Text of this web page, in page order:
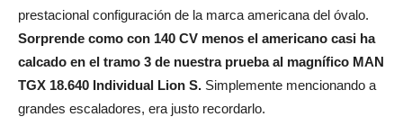
prestacional configuración de la marca americana del óvalo.
Sorprende como con 140 CV menos el americano casi ha
calcado en el tramo 3 de nuestra prueba al magnífico MAN
TGX 18.640 Individual Lion S. Simplemente mencionando a
grandes escaladores, era justo recordarlo.